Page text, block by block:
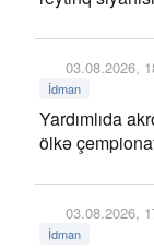
03.08.2026,
İdman
Yardımlıda
ölkə
03.08.2026,
İdman